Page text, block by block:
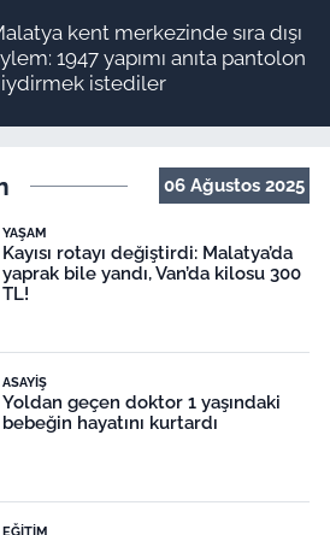
kent merkezinde sıra dışı
1947 yapımı anıta pantolon
istediler
06 Ağustos 2025
YAŞAM
Kayısı rotayı değiştirdi: Malatya’da
yaprak bile yandı, Van’da kilosu 300
TL!
ASAYIŞ
Yoldan geçen doktor 1 yaşındaki
bebeğin hayatını kurtardı
EĞITIM